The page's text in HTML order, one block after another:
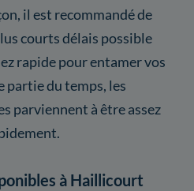
il est recommandé de
courts délais possible
rapide pour entamer vos
partie du temps, les
parviennent à être assez
à Haillicourt